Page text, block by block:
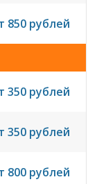
850 рублей
350 рублей
350 рублей
800 рублей